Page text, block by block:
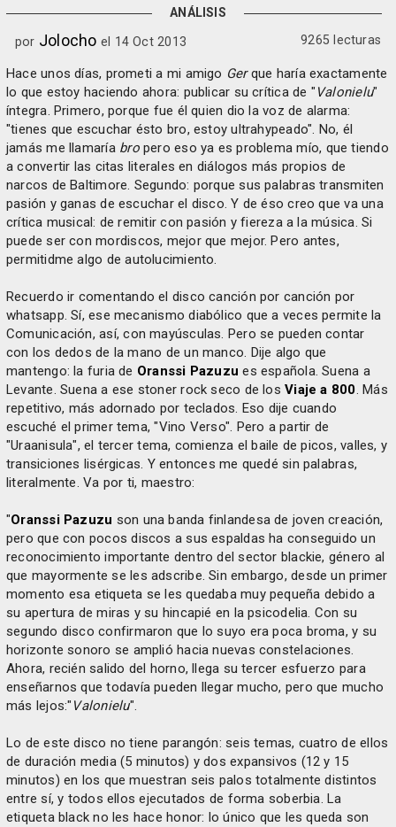
ANÁLISIS
por Jolocho el 14 Oct 2013 9265 lecturas
Hace unos días, prometi a mi amigo Gerque haría exactamente
lo que estoy haciendo ahora: publicar su crítica de " Valonielu"
íntegra. Primero, porque fue él quien dio la voz de alarma:
"tienes que escuchar ésto bro, estoy ultrahypeado". No, él
jamás me llamaría bropero eso ya es problema mío, que tiendo
a convertir las citas literales en diálogos más propios de
narcos de Baltimore. Segundo: porque sus palabras transmiten
pasión y ganas de escuchar el disco. Y de éso creo que va una
crítica musical: de remitir con pasión y fiereza a la música. Si
puede ser con mordiscos, mejor que mejor. Pero antes,
permitidme algo de autolucimiento.
Recuerdo ir comentando el disco canción por canción por
whatsapp. Sí, ese mecanismo diabólico que a veces permite la
Comunicación, así, con mayúsculas. Pero se pueden contar
con los dedos de la mano de un manco. Dije algo que
mantengo: la furia de Oranssi Pazuzu es española. Suena a
Levante. Suena a ese stoner rock seco de losViaje a 800. Más
repetitivo, más adornado por teclados. Eso dije cuando
escuché el primer tema, "Vino Verso". Pero a partir de
"Uraanisula", el tercer tema, comienza el baile de picos, valles, y
transiciones lisérgicas. Y entonces me quedé sin palabras,
literalmente. Va por ti, maestro:
"Oranssi Pazuzu son una banda finlandesa de joven creación,
pero que con pocos discos a sus espaldas ha conseguido un
reconocimiento importante dentro del sector blackie, género al
que mayormente se les adscribe. Sin embargo, desde un primer
momento esa etiqueta se les quedaba muy pequeña debido a
su apertura de miras y su hincapié en la psicodelia. Con su
segundo disco confirmaron que lo suyo era poca broma, y su
horizonte sonoro se amplió hacia nuevas constelaciones.
Ahora, recién salido del horno, llega su tercer esfuerzo para
enseñarnos que todavía pueden llegar mucho, pero que mucho
más lejos:" Valonielu".
Lo de este disco no tiene parangón: seis temas, cuatro de ellos
de duración media (5 minutos) y dos expansivos (12 y 15
minutos) en los que muestran seis palos totalmente distintos
entre sí, y todos ellos ejecutados de forma soberbia. La
etiqueta black no les hace honor: lo único que les queda son